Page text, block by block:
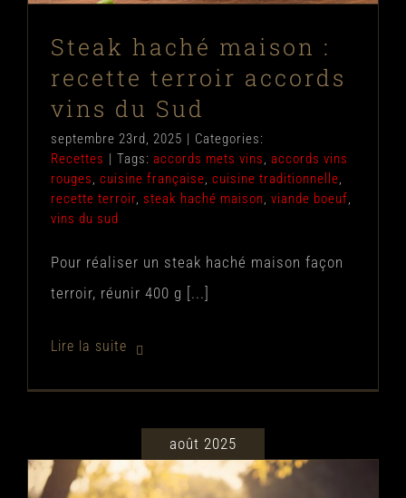
Steak haché maison :
recette terroir accords
vins du Sud
septembre 23rd, 2025 | Categories:
Recettes | Tags: accords mets vins, accords vins
rouges, cuisine française, cuisine traditionnelle,
recette terroir, steak haché maison, viande boeuf,
vins du sud
Pour réaliser un steak haché maison façon
terroir, réunir 400 g [...]
août 2025